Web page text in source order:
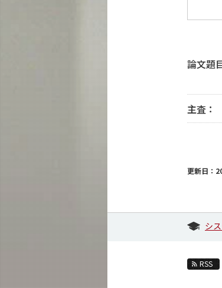
論文題
主査：
更新日：
シ
RSS